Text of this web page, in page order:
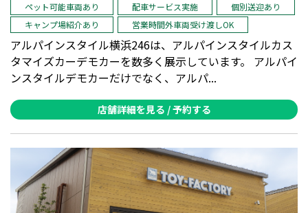
ペット可能車両あり 配車サービス実施
個別送迎あり
キャンプ場紹介あり
営業時間外車両受け渡しOK
アルパインスタイル横浜246は、アルパインスタイルカス
タマイズカーデモカーを数多く展示しています。 アルパイ
ンスタイルデモカーだけでなく、アルパ...
店舗詳細を見る / 予約する